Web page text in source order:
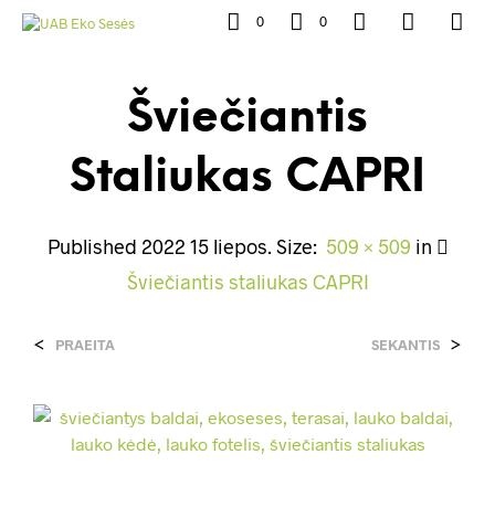
0 0
Šviečiantis
Staliukas CAPRI
Published 2022 15 liepos. Size: 509 × 509 in
Šviečiantis staliukas CAPRI
< PRAEITA SEKANTIS >